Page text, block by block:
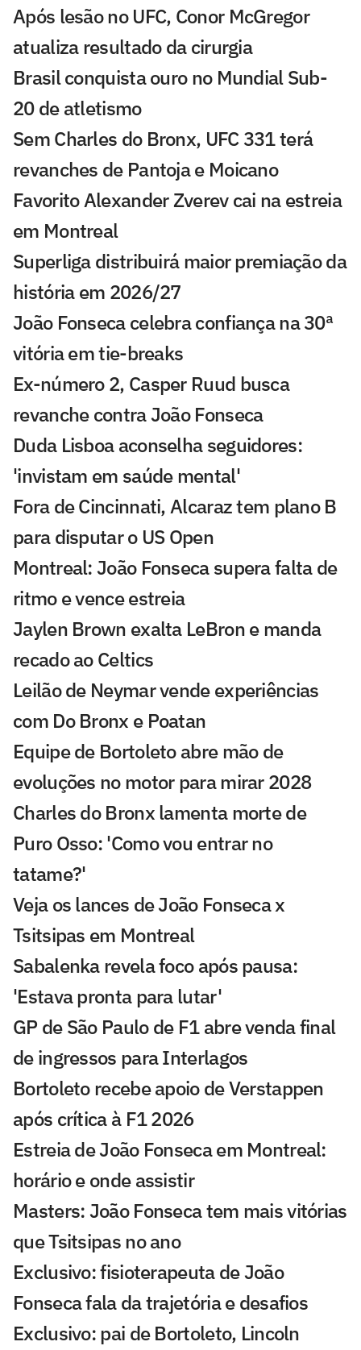
Após lesão no UFC, Conor McGregor
atualiza resultado da cirurgia
Brasil conquista ouro no Mundial Sub-
20 de atletismo
Sem Charles do Bronx, UFC 331 terá
revanches de Pantoja e Moicano
Favorito Alexander Zverev cai na estreia
em Montreal
Superliga distribuirá maior premiação da
história em 2026/27
João Fonseca celebra confiança na 30ª
vitória em tie-breaks
Ex-número 2, Casper Ruud busca
revanche contra João Fonseca
Duda Lisboa aconselha seguidores:
'invistam em saúde mental'
Fora de Cincinnati, Alcaraz tem plano B
para disputar o US Open
Montreal: João Fonseca supera falta de
ritmo e vence estreia
Jaylen Brown exalta LeBron e manda
recado ao Celtics
Leilão de Neymar vende experiências
com Do Bronx e Poatan
Equipe de Bortoleto abre mão de
evoluções no motor para mirar 2028
Charles do Bronx lamenta morte de
Puro Osso: 'Como vou entrar no
tatame?'
Veja os lances de João Fonseca x
Tsitsipas em Montreal
Sabalenka revela foco após pausa:
'Estava pronta para lutar'
GP de São Paulo de F1 abre venda final
de ingressos para Interlagos
Bortoleto recebe apoio de Verstappen
após crítica à F1 2026
Estreia de João Fonseca em Montreal:
horário e onde assistir
Masters: João Fonseca tem mais vitórias
que Tsitsipas no ano
Exclusivo: fisioterapeuta de João
Fonseca fala da trajetória e desafios
Exclusivo: pai de Bortoleto, Lincoln